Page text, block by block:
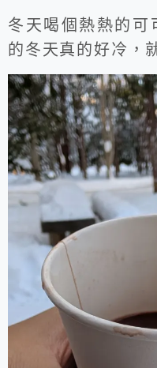
冬天喝個熱熱的
的冬天真的好冷，